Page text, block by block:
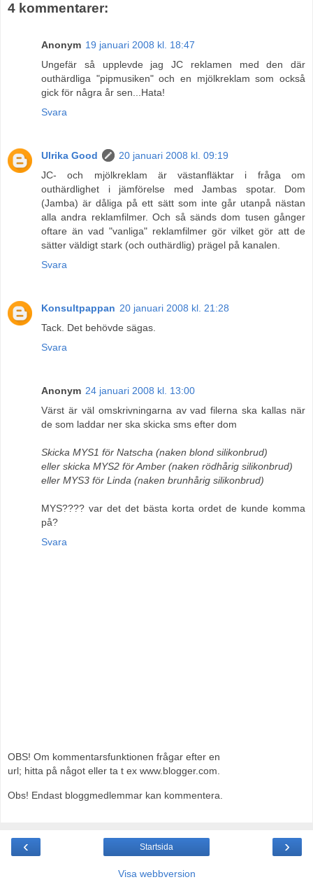
4 kommentarer:
Anonym 19 januari 2008 kl. 18:47
Ungefär så upplevde jag JC reklamen med den där
outhärdliga "pipmusiken" och en mjölkreklam som också
gick för några år sen...Hata!
Svara
Ulrika Good
20 januari 2008 kl. 09:19
JC- och mjölkreklam är västanfläktar i fråga om
outhärdlighet i jämförelse med Jambas spotar. Dom
(Jamba) är dåliga på ett sätt som inte går utanpå nästan
alla andra reklamfilmer. Och så sänds dom tusen gånger
oftare än vad "vanliga" reklamfilmer gör vilket gör att de
sätter väldigt stark (och outhärdlig) prägel på kanalen.
Svara
Konsultpappan 20 januari 2008 kl. 21:28
Tack. Det behövde sägas.
Svara
Anonym 24 januari 2008 kl. 13:00
Värst är väl omskrivningarna av vad filerna ska kallas när
de som laddar ner ska skicka sms efter dom
Skicka MYS1 för Natscha (naken blond silikonbrud)
eller skicka MYS2 för Amber (naken rödhårig silikonbrud)
eller MYS3 för Linda (naken brunhårig silikonbrud)
MYS???? var det det bästa korta ordet de kunde komma
på?
Svara
OBS! Om kommentarsfunktionen frågar efter en
url; hitta på något eller ta t ex www.blogger.com.
Obs! Endast bloggmedlemmar kan kommentera.
‹ ›
Startsida
Visa webbversion